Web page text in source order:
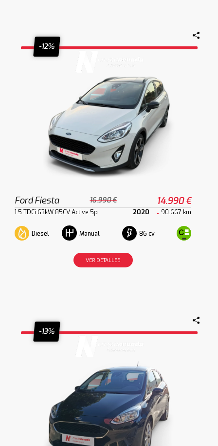
-12%
Ford Fiesta 16.990 € 14.990 €
1.5 TDCi 63kW 85CV Active 5p 2020 90.667 km
Diesel Manual 86 cv
VER DETALLES
-13%